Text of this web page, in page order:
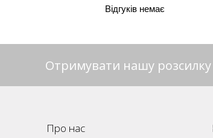
Відгуків немає
Отримувати нашу розсилку
Про нас